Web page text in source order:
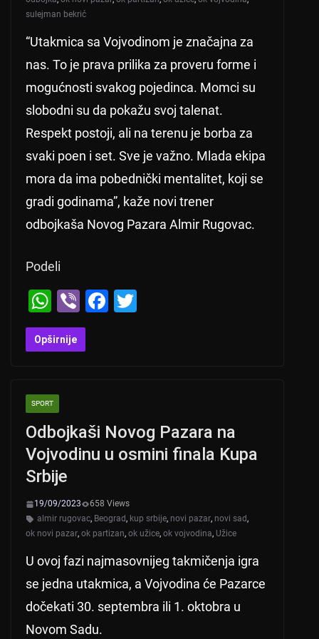
sulejman bekrić
“Utakmica sa Vojvodinom je značajna za
nas. To je prava prilika za proveru forme i
mogućnosti svakog pojedinca. Momci su
slobodni su da pokažu svoj talenat.
Respekt postoji, ali na terenu je borba za
svaki poen i set. Sve je važno. Mlada ekipa
mora da ima pobednički mentalitet, koji se
gradi godinama”, kaže novi trener
odbojkaša Novog Pazara Almir Rugovac.
Podeli
W
h
at
A
p
p
Vi
b
er
F
o
k
Opširnije
SPORT
Odbojkaši Novog Pazara na
Vojvodinu u osmini finala Kupa
Srbije
19/09/2023
658 Views
almir rugovac, Beograd, kup srbije, novi pazar, novi sad,
ok novi pazar, ok partizan, ok užice, ok vojvodina, Užice
U ovoj fazi najmasovnijeg takmičenja igra
se jedna utakmica, a Vojvodina će Pazarce
dočekati 30. septembra ili 1. oktobra u
Novom Sadu.